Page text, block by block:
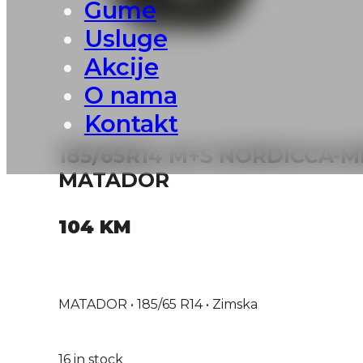
Gume
Usluge
Akcije
O nama
Kontakt
185/65R14 M+S NORDICCA-
MATADOR
104 KM
MATADOR • 185/65 R14 • Zimska
16 in stock